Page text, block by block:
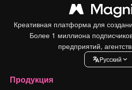
Креативная платформа для
Более 1 миллиона
предприятий,
Pусский
Продукция